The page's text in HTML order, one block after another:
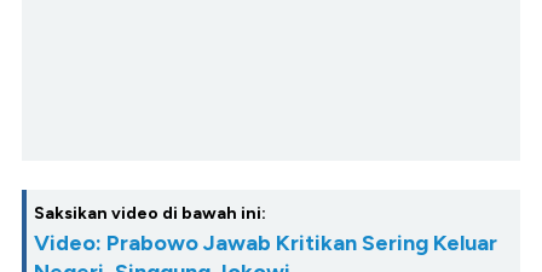
Saksikan video di bawah ini:
Video: Prabowo Jawab Kritikan Sering Keluar